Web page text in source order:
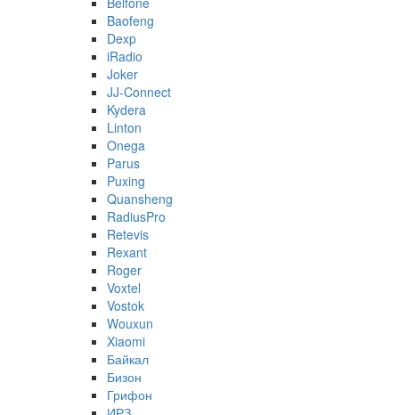
Baofeng
Dexp
iRadio
Joker
JJ-Connect
Kydera
Linton
Onega
Parus
Puxing
Quansheng
RadiusPro
Retevis
Rexant
Roger
Voxtel
Vostok
Wouxun
Xiaomi
Байкал
Бизон
Грифон